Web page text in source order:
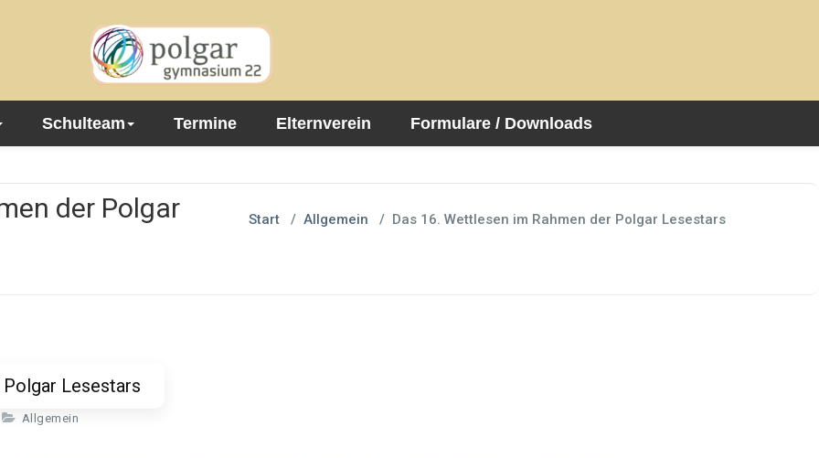
Schulteam Termine Elternverein Formulare / Downloads
der Polgar
Start / Allgemein / Das 16. Wettlesen im Rahmen der Polgar Lesestars
Lesestars
Allgemein